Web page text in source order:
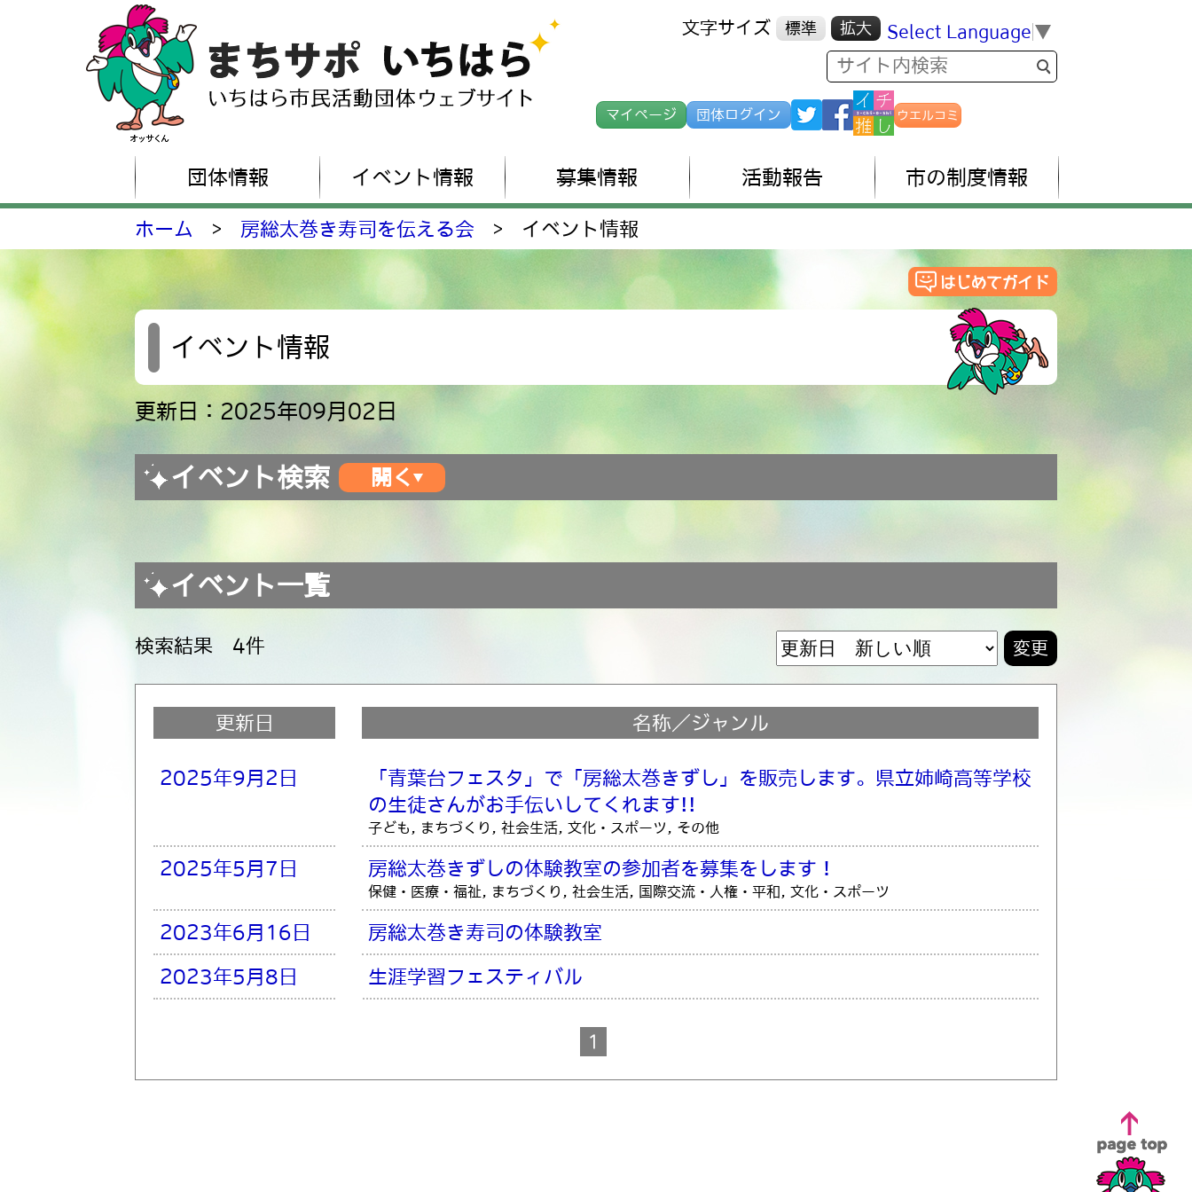
文字サイズ 標準 拡大 Select Language ▼
マイページ 団体ログイン ウエルコミ
団体情報 イベント情報 募集情報 活動報告 市の制度情報
ホーム > 房総太巻き寿司を伝える会 > イベント情報
イベント情報
更新日：2025年09月02日
イベント検索
イベント一覧
検索結果 4件 変更
更新日 名称／ジャンル
2025年9月2日
「青葉台フェスタ」で「房総太巻きずし」を販売します。県立姉崎高等学校
の生徒さんがお手伝いしてくれます!!
子ども, まちづくり, 社会生活, 文化・スポーツ, その他
2025年5月7日 房総太巻きずしの体験教室の参加者を募集をします！
保健・医療・福祉, まちづくり, 社会生活, 国際交流・人権・平和, 文化・スポーツ
2023年6月16日 房総太巻き寿司の体験教室
2023年5月8日 生涯学習フェスティバル
1